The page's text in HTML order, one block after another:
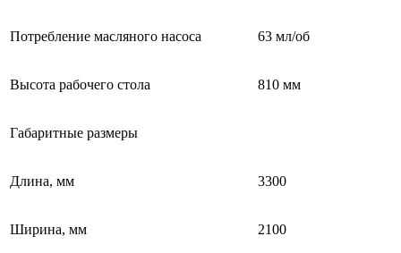
Потребление масляного насоса 63 мл/об
Высота рабочего стола 810 мм
Габаритные размеры
Длина, мм 3300
Ширина, мм 2100